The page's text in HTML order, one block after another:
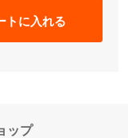
トに入れる
ップ